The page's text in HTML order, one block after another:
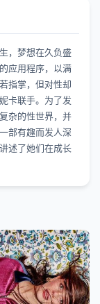
，梦想在久负盛
应用程序，以满
指掌，但对性却
卡联手。为了发
杂的性世界，并
部有趣而发人深
述了她们在成长